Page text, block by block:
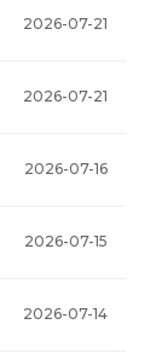
2026-07-21
2026-07-21
2026-07-16
2026-07-15
2026-07-14